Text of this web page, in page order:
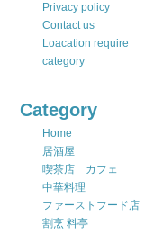
Privacy policy
Contact us
Loacation require
category
Category
Home
居酒屋
喫茶店 カフェ
中華料理
ファーストフード店
割烹 料亭